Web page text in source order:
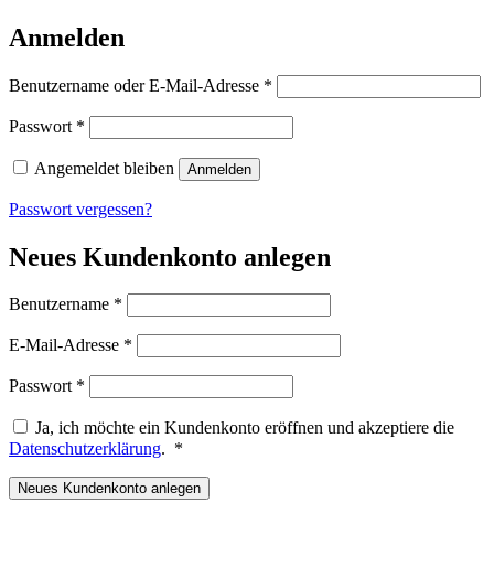
Anmelden
Benutzername oder E-Mail-Adresse *
Passwort *
Angemeldet bleiben Anmelden
Passwort vergessen?
Neues Kundenkonto anlegen
Benutzername *
E-Mail-Adresse *
Passwort *
Ja, ich möchte ein Kundenkonto eröffnen und akzeptiere die
Datenschutzerklärung. *
Neues Kundenkonto anlegen